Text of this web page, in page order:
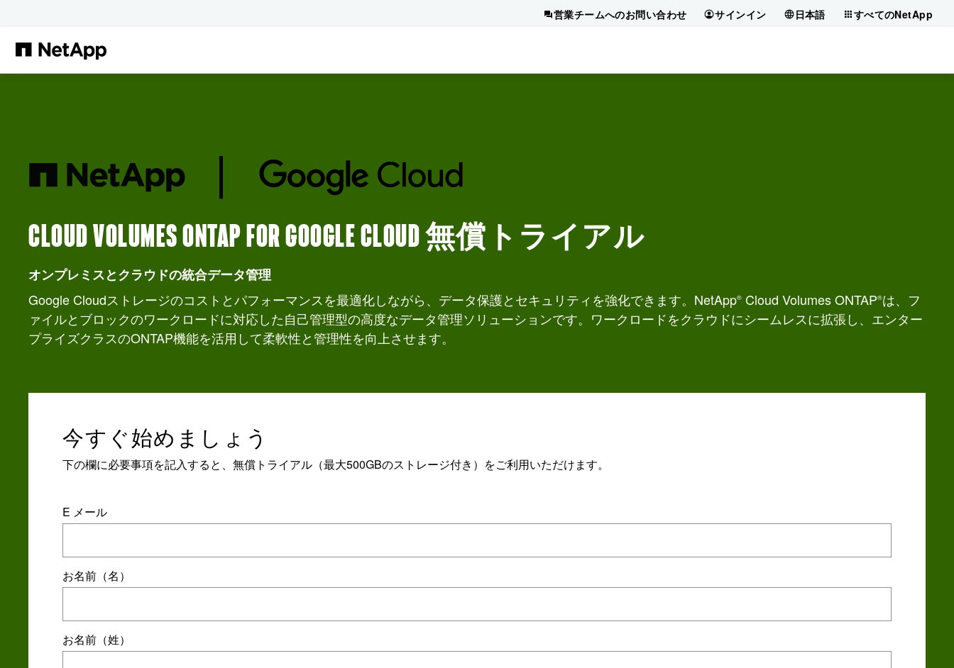
営業チームへのお問い合わせ サインイン 日本語 すべてのNetApp
CLOUD VOLUMES ONTAP FOR GOOGLE CLOUD 無償トライアル
オンプレミスとクラウドの統合データ管理
Google Cloudストレージのコストとパフォーマンスを最適化しながら、データ保護とセキュリティを強化できます。NetApp® Cloud Volumes ONTAP®は、フ
ァイルとブロックのワークロードに対応した自己管理型の高度なデータ管理ソリューションです。ワークロードをクラウドにシームレスに拡張し、エンター
プライズクラスのONTAP機能を活用して柔軟性と管理性を向上させます。
今すぐ始めましょう
下の欄に必要事項を記入すると、無償トライアル（最大500GBのストレージ付き）をご利用いただけます。
E メール
お名前（名）
お名前（姓）